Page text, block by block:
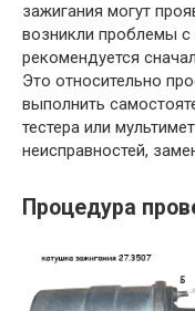
зажигания могут
возникли проблемы с
рекомендуется
Это относительно
выполнить
тестера или
неисправностей,
Процедура